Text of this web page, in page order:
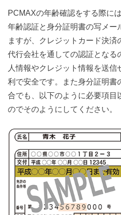
PCMAXの年齢確認をする際に
年齢認証と身分証明書の写メー
ますが、クレジットカード決済
代行会社を通しての認証となる
人情報やクレジット情報を送
利で安全です。また身分証明書
合でも、以下のように必要項目
のでそのようにしてください。